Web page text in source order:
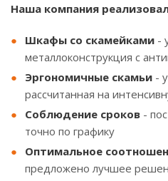
Наша компания
Шкафы со скамейками -
металлоконструкция с
Эргономичные скамьи -
рассчитанная на
Соблюдение сроков -
точно по графику
Оптимальное
предложено лучшее